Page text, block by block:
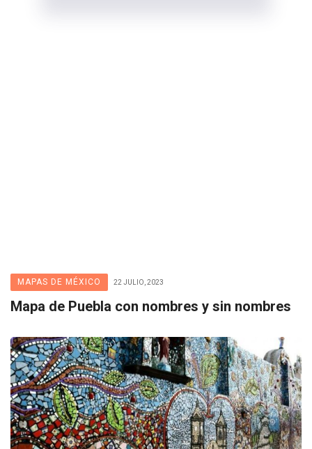
MAPAS DE MÉXICO 22 JULIO, 2023
Mapa de Puebla con nombres y sin nombres